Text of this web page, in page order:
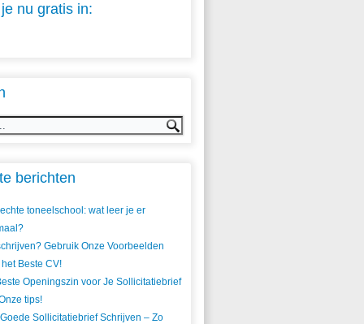
nu gratis in:
berichten
toneelschool: wat leer je er
Gebruik Onze Voorbeelden
Beste CV!
Openingszin voor Je Sollicitatiebrief
tips!
Sollicitatiebrief Schrijven – Zo